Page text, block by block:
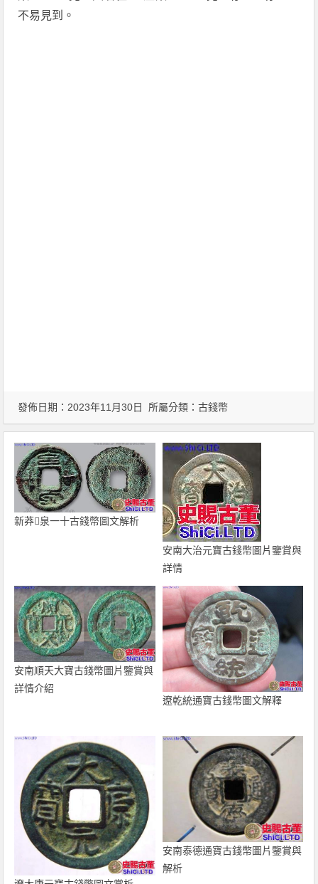
不易見到。
發佈日期：2023年11月30日 所屬分類：古錢幣
新莽泉一十古錢幣圖文解析
安南大治元寶古錢幣圖片鑒賞與
詳情
安南順天大寶古錢幣圖片鑒賞與
詳情介紹
遼乾統通寶古錢幣圖文解釋
安南泰德通寶古錢幣圖片鑒賞與
解析